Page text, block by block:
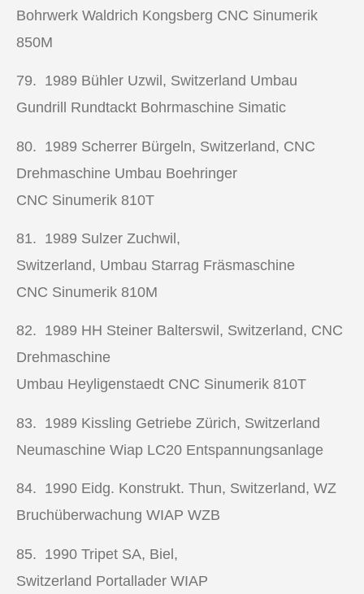
Bohrwerk Waldrich Kongsberg CNC Sinumerik
850M
79. 1989 Bühler Uzwil, Switzerland Umbau
Gundrill Rundtackt Bohrmaschine Simatic
80. 1989 Scherrer Bürgeln, Switzerland, CNC
Drehmaschine Umbau Boehringer
CNC Sinumerik 810T
81. 1989 Sulzer Zuchwil,
Switzerland, Umbau Starrag Fräsmaschine
CNC Sinumerik 810M
82. 1989 HH Steiner Balterswil, Switzerland, CNC
Drehmaschine
Umbau Heyligenstaedt CNC Sinumerik 810T
83. 1989 Kissling Getriebe Zürich, Switzerland
Neumaschine Wiap LC20 Entspannungsanlage
84. 1990 Eidg. Konstrukt. Thun, Switzerland, WZ
Bruchüberwachung WIAP WZB
85. 1990 Tripet SA, Biel,
Switzerland Portallader WIAP